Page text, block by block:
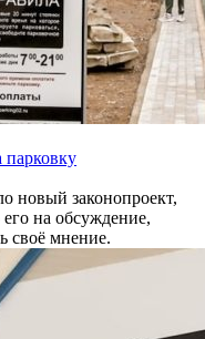
парковку
новый законопроект,
на обсуждение,
своё мнение.